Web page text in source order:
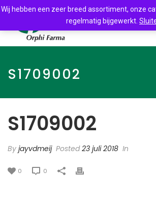
S1709002
S1709002
By jayvdmeij Posted23 juli 2018 In
0 0
Wij hebben een zeer breed assortiment, onze
regelmatig bijgewerkt.